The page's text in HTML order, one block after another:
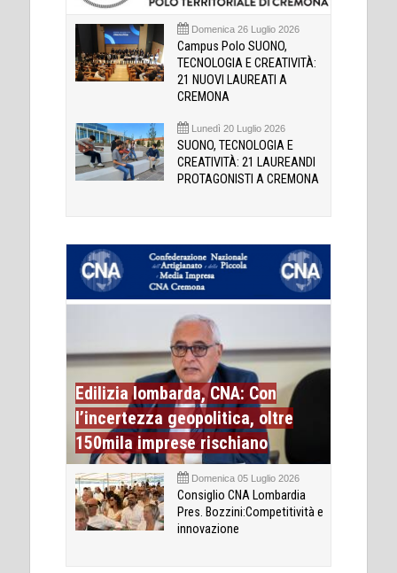
Domenica 26 Luglio 2026
Campus Polo SUONO,
TECNOLOGIA E CREATIVITÀ:
21 NUOVI LAUREATI A
CREMONA
Lunedì 20 Luglio 2026
SUONO, TECNOLOGIA E
CREATIVITÀ: 21 LAUREANDI
PROTAGONISTI A CREMONA
Edilizia lombarda, CNA: Con
l’incertezza geopolitica, oltre
150mila imprese rischiano
Domenica 05 Luglio 2026
Consiglio CNA Lombardia
Pres. Bozzini:Competitività e
innovazione